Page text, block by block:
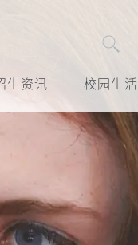
生资讯 校园生活